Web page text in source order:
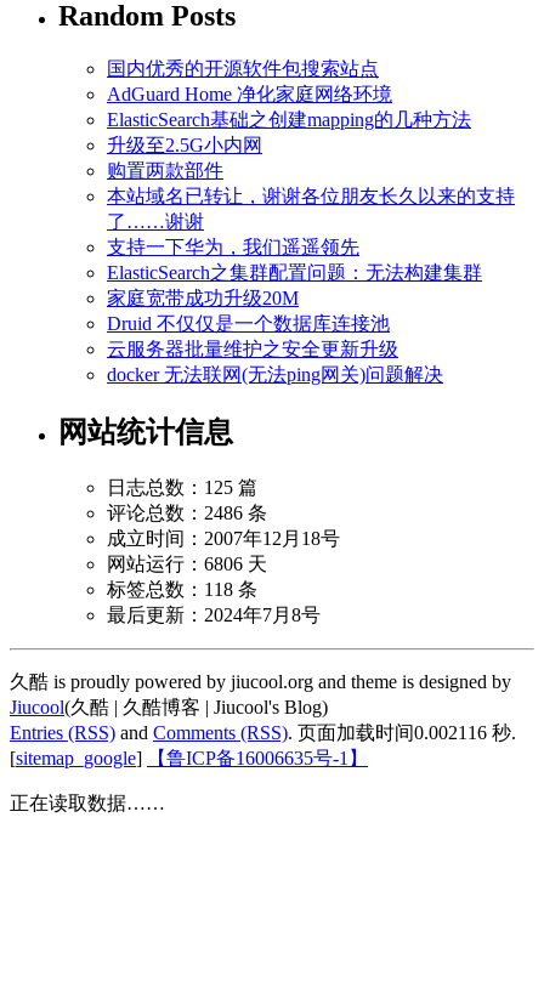
Random Posts
国内优秀的开源软件包搜索站点
AdGuard Home 净化家庭网络环境
ElasticSearch基础之创建mapping的几种方法
升级至2.5G小内网
购置两款部件
本站域名已转让，谢谢各位朋友长久以来的支持
了……谢谢
支持一下华为，我们遥遥领先
ElasticSearch之集群配置问题：无法构建集群
家庭宽带成功升级20M
Druid 不仅仅是一个数据库连接池
云服务器批量维护之安全更新升级
docker 无法联网(无法ping网关)问题解决
网站统计信息
日志总数：125 篇
评论总数：2486 条
成立时间：2007年12月18号
网站运行：6806 天
标签总数：118 条
最后更新：2024年7月8号
久酷 is proudly powered by jiucool.org and theme is designed by
Jiucool(久酷 | 久酷博客 | Jiucool's Blog)
Entries (RSS) and Comments (RSS). 页面加载时间0.002116 秒.
[sitemap_google] 【鲁ICP备16006635号-1】
正在读取数据……